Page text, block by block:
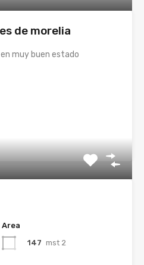
de morelia
muy buen estado
Area
147 mst 2